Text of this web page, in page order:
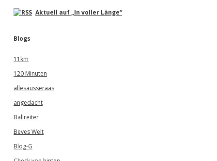
Aktuell auf „In voller Länge“
Blogs
11km
120 Minuten
allesausseraas
angedacht
Ballreiter
Beves Welt
Blog-G